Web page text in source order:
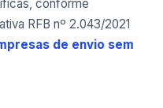
conforme
RFB nº 2.043/2021
de envio sem